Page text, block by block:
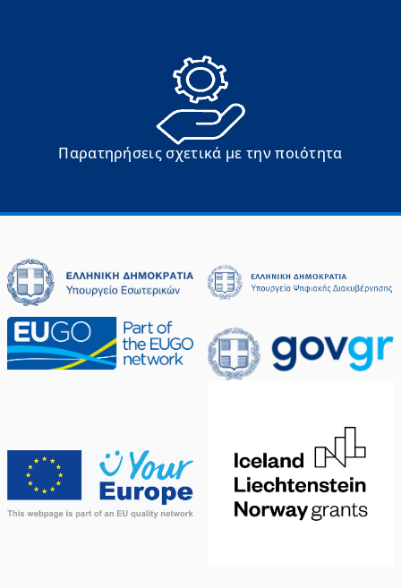
Παρατηρήσεις σχετικά με την ποιότητα